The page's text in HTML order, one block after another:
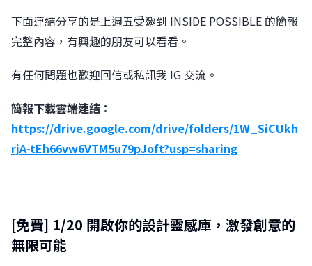
下面連結分享的是上週五受邀到 INSIDE POSSIBLE 的簡報
完整內容，有興趣的朋友可以看看。
有任何問題也歡迎回信或私訊我 IG 交流。
簡報下載雲端連結：
https://drive.google.com/drive/folders/1W_SiCUkh
rjA-tEh66vw6VTM5u79pJoft?usp=sharing
[​免費] 1/20 開啟你的設計靈感庫，激發創意的
無限可能